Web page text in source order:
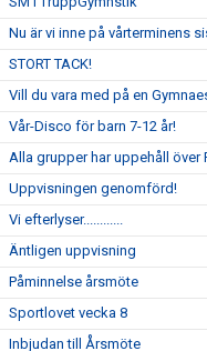
Nu är vi inne på vårterminens
STORT TACK!
Vill du vara med på en
Vår-Disco för barn 7-12 år!
Alla grupper har uppehåll över
Uppvisningen genomförd!
Vi efterlyser............
Äntligen uppvisning
Påminnelse årsmöte
Sportlovet vecka 8
Inbjudan till Årsmöte